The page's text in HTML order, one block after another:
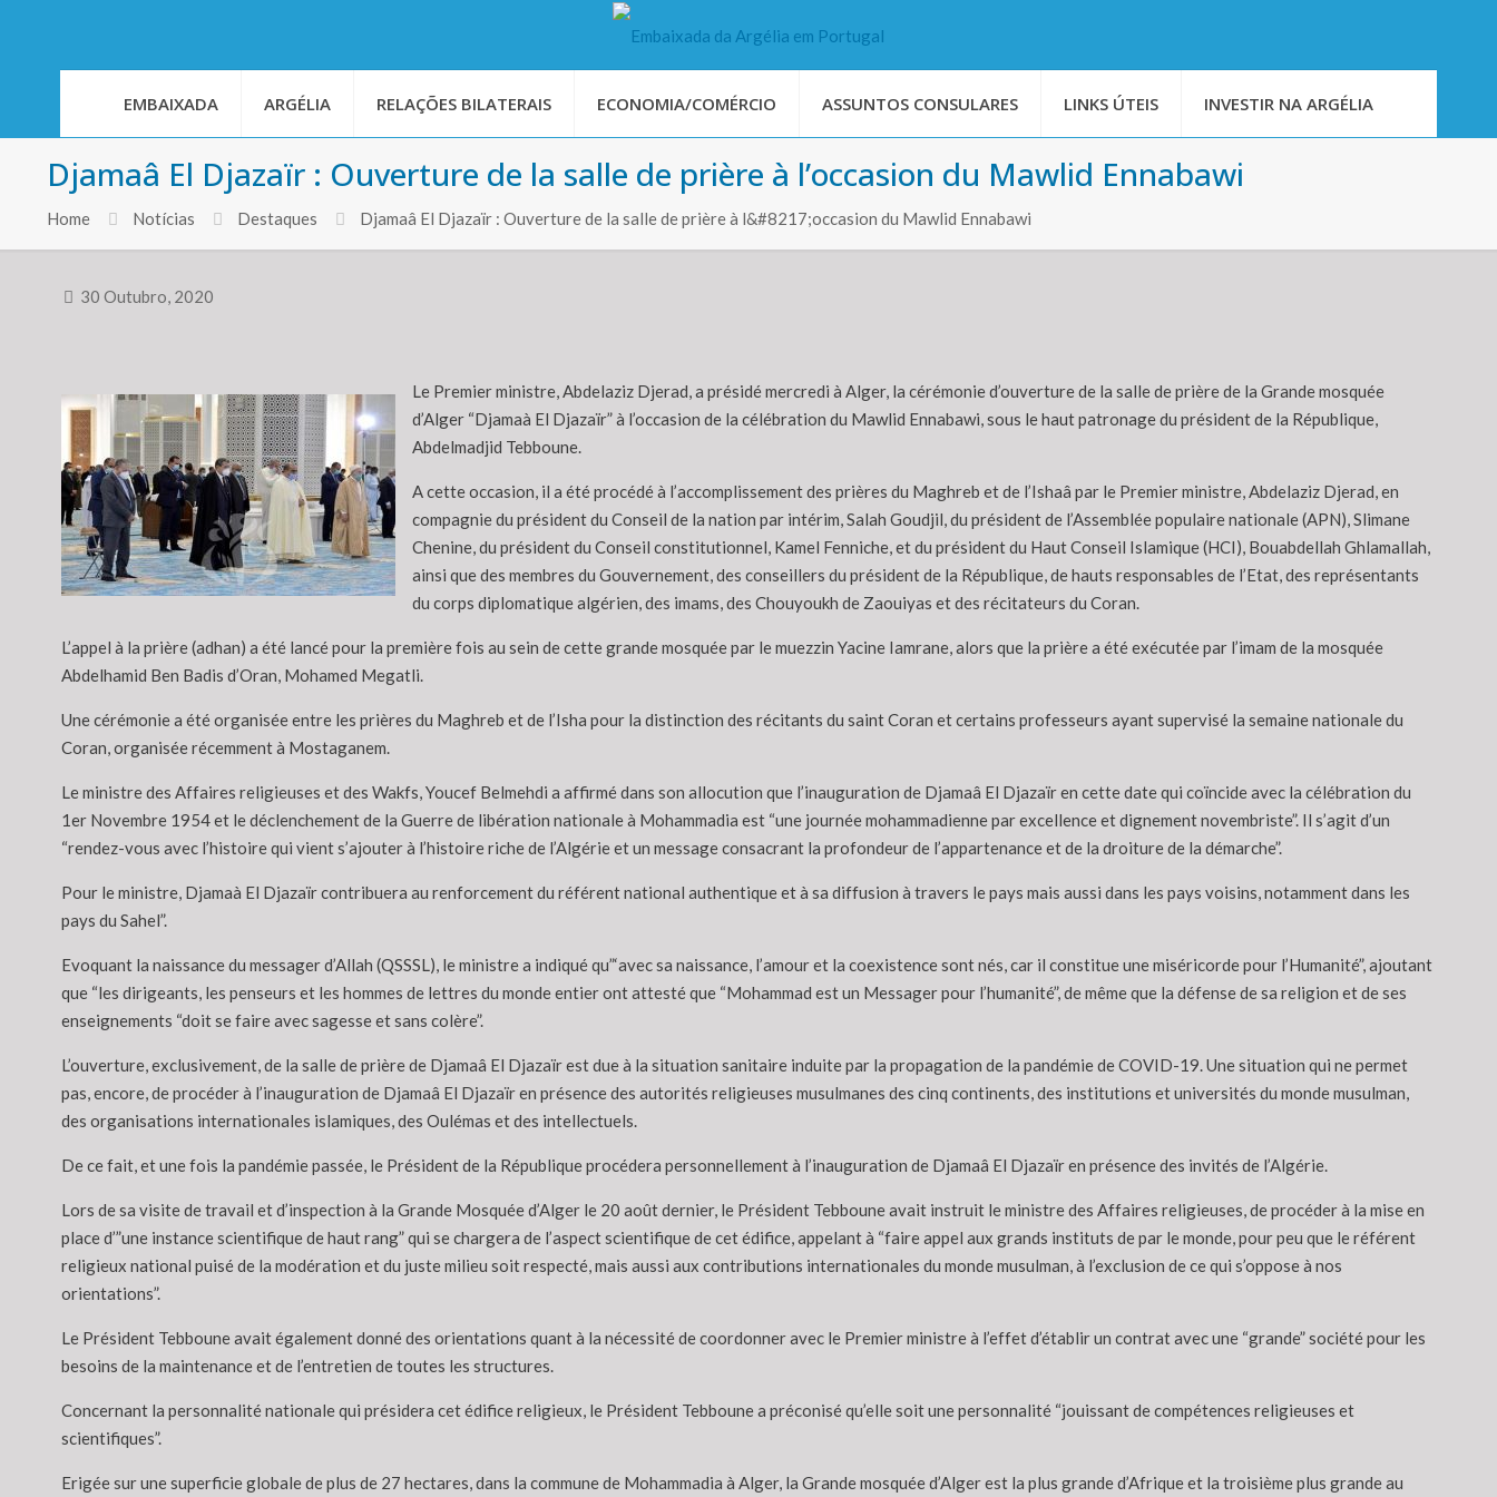
EMBAIXADA ARGÉLIA RELAÇÕES BILATERAIS ECONOMIA/COMÉRCIO ASSUNTOS CONSULARES LINKS ÚTEIS INVESTIR NA ARGÉLIA
Djamaâ El Djazaïr : Ouverture de la salle de prière à l’occasion du Mawlid Ennabawi
Home Notícias Destaques Djamaâ El Djazaïr : Ouverture de la salle de prière à l&#8217;occasion du Mawlid Ennabawi
30 Outubro, 2020
Le Premier ministre, Abdelaziz Djerad, a présidé mercredi à Alger, la cérémonie d’ouverture de la salle de prière de la Grande mosquée
d’Alger “Djamaà El Djazaïr” à l’occasion de la célébration du Mawlid Ennabawi, sous le haut patronage du président de la République,
Abdelmadjid Tebboune.
A cette occasion, il a été procédé à l’accomplissement des prières du Maghreb et de l’Ishaâ par le Premier ministre, Abdelaziz Djerad, en
compagnie du président du Conseil de la nation par intérim, Salah Goudjil, du président de l’Assemblée populaire nationale (APN), Slimane
Chenine, du président du Conseil constitutionnel, Kamel Fenniche, et du président du Haut Conseil Islamique (HCI), Bouabdellah Ghlamallah,
ainsi que des membres du Gouvernement, des conseillers du président de la République, de hauts responsables de l’Etat, des représentants
du corps diplomatique algérien, des imams, des Chouyoukh de Zaouiyas et des récitateurs du Coran.
L’appel à la prière (adhan) a été lancé pour la première fois au sein de cette grande mosquée par le muezzin Yacine Iamrane, alors que la prière a été exécutée par l’imam de la mosquée
Abdelhamid Ben Badis d’Oran, Mohamed Megatli.
Une cérémonie a été organisée entre les prières du Maghreb et de l’Isha pour la distinction des récitants du saint Coran et certains professeurs ayant supervisé la semaine nationale du
Coran, organisée récemment à Mostaganem.
Le ministre des Affaires religieuses et des Wakfs, Youcef Belmehdi a affirmé dans son allocution que l’inauguration de Djamaâ El Djazaïr en cette date qui coïncide avec la célébration du
1er Novembre 1954 et le déclenchement de la Guerre de libération nationale à Mohammadia est “une journée mohammadienne par excellence et dignement novembriste”. Il s’agit d’un
“rendez-vous avec l’histoire qui vient s’ajouter à l’histoire riche de l’Algérie et un message consacrant la profondeur de l’appartenance et de la droiture de la démarche”.
Pour le ministre, Djamaà El Djazaïr contribuera au renforcement du référent national authentique et à sa diffusion à travers le pays mais aussi dans les pays voisins, notamment dans les
pays du Sahel”.
Evoquant la naissance du messager d’Allah (QSSSL), le ministre a indiqué qu”‘avec sa naissance, l’amour et la coexistence sont nés, car il constitue une miséricorde pour l’Humanité”, ajoutant
que “les dirigeants, les penseurs et les hommes de lettres du monde entier ont attesté que “Mohammad est un Messager pour l’humanité”, de même que la défense de sa religion et de ses
enseignements “doit se faire avec sagesse et sans colère”.
L’ouverture, exclusivement, de la salle de prière de Djamaâ El Djazaïr est due à la situation sanitaire induite par la propagation de la pandémie de COVID-19. Une situation qui ne permet
pas, encore, de procéder à l’inauguration de Djamaâ El Djazaïr en présence des autorités religieuses musulmanes des cinq continents, des institutions et universités du monde musulman,
des organisations internationales islamiques, des Oulémas et des intellectuels.
De ce fait, et une fois la pandémie passée, le Président de la République procédera personnellement à l’inauguration de Djamaâ El Djazaïr en présence des invités de l’Algérie.
Lors de sa visite de travail et d’inspection à la Grande Mosquée d’Alger le 20 août dernier, le Président Tebboune avait instruit le ministre des Affaires religieuses, de procéder à la mise en
place d’”une instance scientifique de haut rang” qui se chargera de l’aspect scientifique de cet édifice, appelant à “faire appel aux grands instituts de par le monde, pour peu que le référent
religieux national puisé de la modération et du juste milieu soit respecté, mais aussi aux contributions internationales du monde musulman, à l’exclusion de ce qui s’oppose à nos
orientations”.
Le Président Tebboune avait également donné des orientations quant à la nécessité de coordonner avec le Premier ministre à l’effet d’établir un contrat avec une “grande” société pour les
besoins de la maintenance et de l’entretien de toutes les structures.
Concernant la personnalité nationale qui présidera cet édifice religieux, le Président Tebboune a préconisé qu’elle soit une personnalité “jouissant de compétences religieuses et
scientifiques”.
Erigée sur une superficie globale de plus de 27 hectares, dans la commune de Mohammadia à Alger, la Grande mosquée d’Alger est la plus grande d’Afrique et la troisième plus grande au